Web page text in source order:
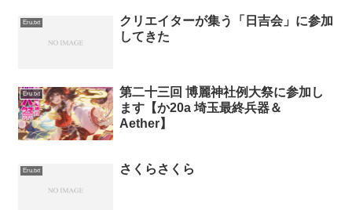
Eru.txt
クリエイターが集う「日吉会」に参加
してきた
Eru.txt
第二十三回 博麗神社例大祭に参加し
ます【か20a 埼玉最終兵器＆
Aether】
Eru.txt さくらさくら